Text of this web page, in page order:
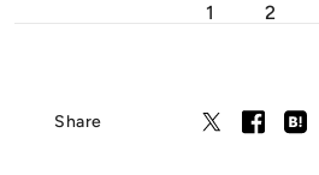
1 2
Share